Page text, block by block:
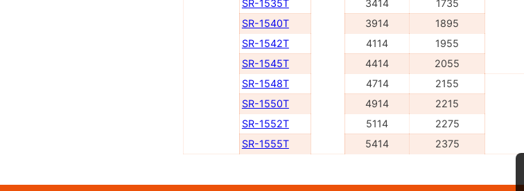
SR-1535T
3414 1735
SR-1540T
3914 1895
SR-1542T
4114
1955
SR-1545T
4414 2055
SR-1548T
4714 2155
SR-1550T
4914
2215
SR-1552T
5114 2275
SR-1555T
5414 2375